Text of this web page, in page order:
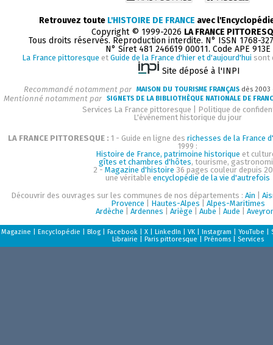
Retrouvez toute L'HISTOIRE DE FRANCE avec
Copyright © 1999-2026 LA FRANCE
Tous droits réservés. Reproduction interdite. N° ISSN 1768-
N° Siret 481 246619 00011. Code APE 913E
La France pittoresque et Guide de la France d'hier et d'aujourd'hui sont
Site déposé à l'INPI
Recommandé notamment par MAISON DU TOURISME FRANÇAIS dès
Mentionné notamment par SIGNETS DE LA BIBLIOTHÈQUE NATIONALE DE
Services La France pittoresque
Politique de
L'événement historique du jour
LA FRANCE PITTORESQUE : 1 - Guide en ligne des richesses de la France
1999 :
Histoire de France, patrimoine historique et
gîtes et chambres d'hôtes, tourisme,
2 - Magazine d'histoire 36 pages couleur depuis
une véritable encyclopédie de la vie d'autrefois
Découvrir des ouvrages sur les communes de nos départements : Ain
Provence
Hautes-Alpes
Alpes-Maritimes
Ardèche
Ardennes Ariège Aube Aude
Magazine Encyclopédie Blog| Facebook| X| LinkedIn VK| Instagram YouTube
Librairie
Paris pittoresque Prénoms| Services